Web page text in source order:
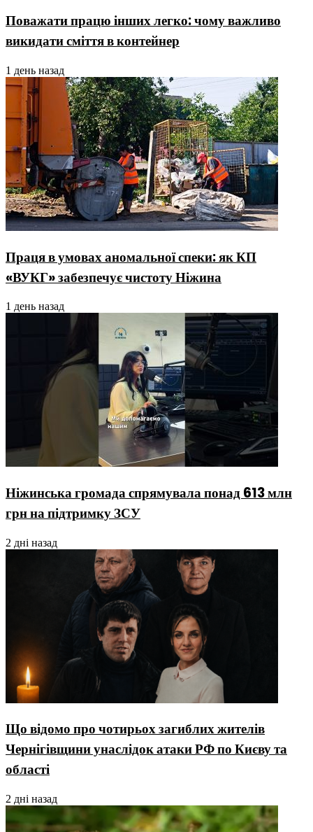
Поважати працю інших легко: чому важливо
викидати сміття в контейнер
1 день назад
Праця в умовах аномальної спеки: як КП
«ВУКГ» забезпечує чистоту Ніжина
1 день назад
Ніжинська громада спрямувала понад 613 млн
грн на підтримку ЗСУ
2 дні назад
Що відомо про чотирьох загиблих жителів
Чернігівщини унаслідок атаки РФ по Києву та
області
2 дні назад